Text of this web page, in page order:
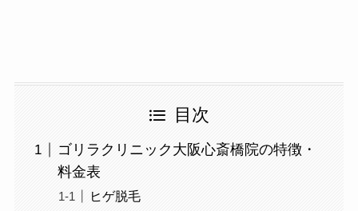
目次
ゴリラクリニック大阪心斎橋院の特徴・
料金表
ヒゲ脱毛